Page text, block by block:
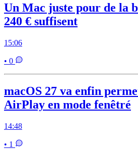
Un Mac juste pour de la
240 € suffisent
15:06
• 0
macOS 27 va enfin
AirPlay en mode fenêtré
14:48
• 1